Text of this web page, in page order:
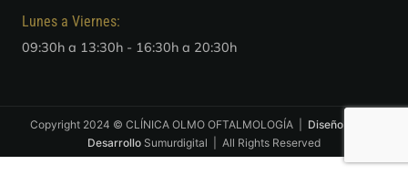
Lunes a Viernes:
09:30h a 13:30h - 16:30h a 20:30h
Copyright 2024 © CLÍNICA OLMO OFTALMOLOGÍA | Diseño web
Desarrollo Sumurdigital | All Rights Reserved